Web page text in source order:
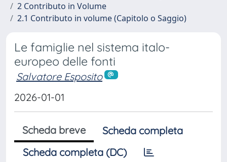
2 Contributo in Volume
2.1 Contributo in volume (Capitolo o Saggio)
Le famiglie nel sistema italo-
europeo delle fonti
Salvatore Esposito
2026-01-01
Scheda breve
Scheda completa
Scheda completa (DC)